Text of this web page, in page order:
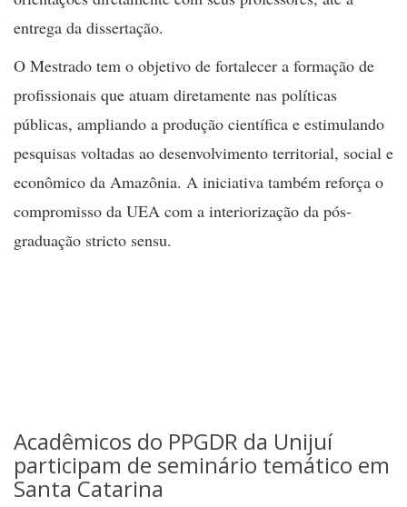
entrega da dissertação.
O Mestrado tem o objetivo de fortalecer a formação de
profissionais que atuam diretamente nas políticas
públicas, ampliando a produção científica e estimulando
pesquisas voltadas ao desenvolvimento territorial, social e
econômico da Amazônia. A iniciativa também reforça o
compromisso da UEA com a interiorização da pós-
graduação stricto sensu.
Acadêmicos do PPGDR da Unijuí
participam de seminário temático em
Santa Catarina